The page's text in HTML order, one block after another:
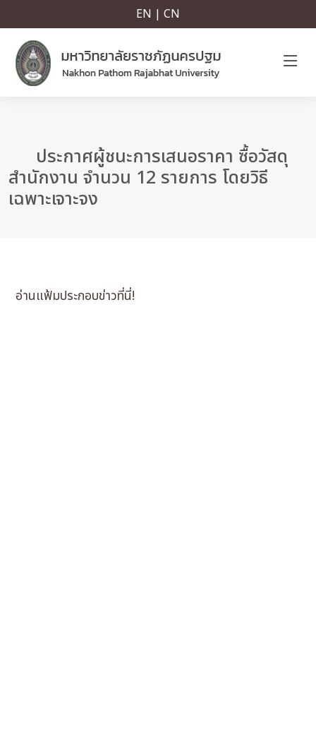
EN | CN
ประกาศผู้ชนะการเสนอราคา ซื้อวัสดุ
สำนักงาน จำนวน 12 รายการ โดยวิธี
เฉพาะเจาะจง
อ่านแฟ้มประกอบข่าวที่นี่!